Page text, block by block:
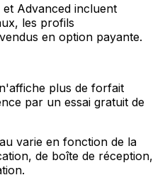
Advanced incluent
les profils
en option payante.
plus de forfait
par un essai gratuit de
varie en fonction de la
de boîte de réception,